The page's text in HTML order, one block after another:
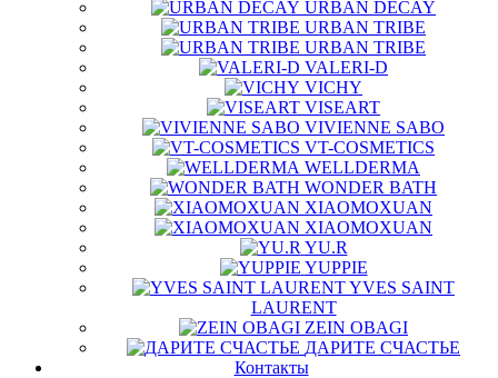
URBAN DECAY
URBAN TRIBE
URBAN TRIBE
VALERI-D
VICHY
VISEART
VIVIENNE SABO
VT-COSMETICS
WELLDERMA
WONDER BATH
XIAOMOXUAN
XIAOMOXUAN
YU.R
YUPPIE
YVES SAINT
LAURENT
ZEIN OBAGI
ДАРИТЕ СЧАСТЬЕ
Контакты